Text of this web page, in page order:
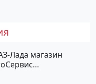
Лада магазин